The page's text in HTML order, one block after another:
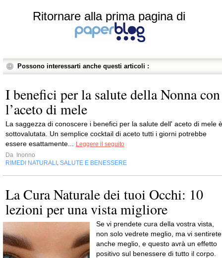
Ritornare alla prima pagina di
Possono interessarti anche questi articoli :
I benefici per la salute della Nonna con
l’aceto di mele
La saggezza di conoscere i benefici per la salute dell' aceto di mele è
sottovalutata. Un semplice cocktail di aceto tutti i giorni potrebbe
essere esattamente...
Leggere il seguito
Da
Inonno
RIMEDI NATURALI
SALUTE E BENESSERE
La Cura Naturale dei tuoi Occhi: 10
lezioni per una vista migliore
Se vi prendete cura della vostra vista,
non solo vedrete meglio, ma vi sentirete
anche meglio, e questo avrà un effetto
positivo sul benessere di tutto il corpo.